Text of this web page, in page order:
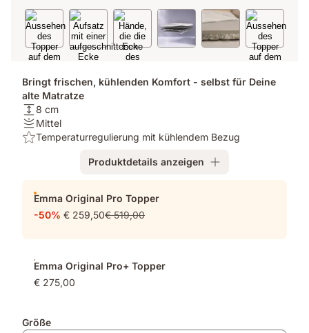
Bringt frischen, kühlenden Komfort - selbst für Deine
alte Matratze
Höhe:
8
cm
8 cm
Festigkeit:
Mittel
Mittel
Highlight:
Bezug
Temperaturregulierung mit kühlendem Bezug
Produktdetails anzeigen
Emma Original Pro Topper
-50% € 259,50€ 519,00
Emma Original Pro+ Topper
€ 275,00
Größe